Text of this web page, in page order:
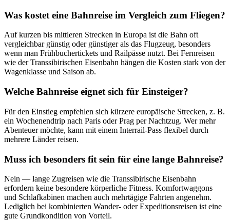
Was kostet eine Bahnreise im Vergleich zum Fliegen?
Auf kurzen bis mittleren Strecken in Europa ist die Bahn oft
vergleichbar günstig oder günstiger als das Flugzeug, besonders
wenn man Frühbuchertickets und Railpässe nutzt. Bei Fernreisen
wie der Transsibirischen Eisenbahn hängen die Kosten stark von der
Wagenklasse und Saison ab.
Welche Bahnreise eignet sich für Einsteiger?
Für den Einstieg empfehlen sich kürzere europäische Strecken, z. B.
ein Wochenendtrip nach Paris oder Prag per Nachtzug. Wer mehr
Abenteuer möchte, kann mit einem Interrail-Pass flexibel durch
mehrere Länder reisen.
Muss ich besonders fit sein für eine lange Bahnreise?
Nein — lange Zugreisen wie die Transsibirische Eisenbahn
erfordern keine besondere körperliche Fitness. Komfortwaggons
und Schlafkabinen machen auch mehrtägige Fahrten angenehm.
Lediglich bei kombinierten Wander- oder Expeditionsreisen ist eine
gute Grundkondition von Vorteil.